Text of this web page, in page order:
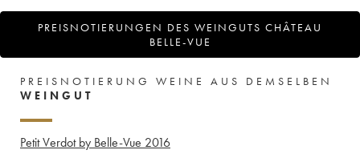
PREISNOTIERUNGEN DES WEINGUTS CHÂTEAU
BELLE-VUE
PREISNOTIERUNG WEINE AUS DEMSELBEN
WEINGUT
Petit Verdot by Belle-Vue 2016